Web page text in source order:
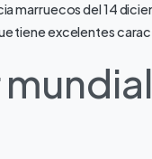
marruecos del 14
tiene excelentes